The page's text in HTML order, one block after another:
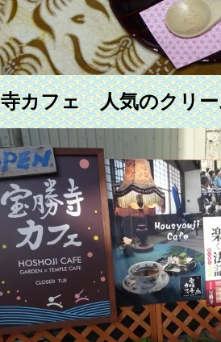
寺カフェ 人気のクリ